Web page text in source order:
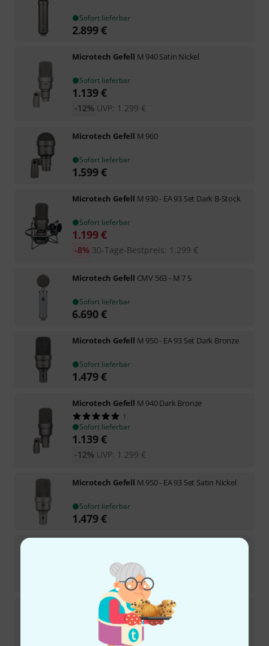
Sofort lieferbar
2.899€
Microtech Gefell M 940 Satin Nickel
Sofort lieferbar
1.139€
UVP: 1.299 €
-12%
Microtech Gefell M 960
Sofort lieferbar
1.599€
Microtech Gefell M 930 - EA 93 Set Dark B-Stock
Sofort lieferbar
1.199€
30-Tage-Bestpreis: 1.299 €
-8%
Microtech Gefell CMV 563 - M 7 S
Sofort lieferbar
6.690€
Microtech Gefell M 950 - EA 93 Set Dark Bronze
Sofort lieferbar
1.479€
Microtech Gefell M 940 Dark Bronze
1
Sofort lieferbar
1.139€
UVP: 1.299 €
-12%
Microtech Gefell M 950 - EA 93 Set Satin Nickel
Sofort lieferbar
1.479€
In 4–5 Wochen lieferbar
Microtech GefellM 92.1 S
Sofort lieferbar